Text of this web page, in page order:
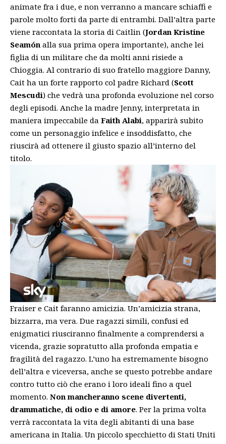
animate fra i due, e non verranno a mancare schiaffi e
parole molto forti da parte di entrambi. Dall’altra parte
viene raccontata la storia di Caitlin (Jordan Kristine
Seamón alla sua prima opera importante), anche lei
figlia di un militare che da molti anni risiede a
Chioggia. Al contrario di suo fratello maggiore Danny,
Cait ha un forte rapporto col padre Richard (Scott
Mescudi) che vedrà una profonda evoluzione nel corso
degli episodi. Anche la madre Jenny, interpretata in
maniera impeccabile da Faith Alabi, apparirà subito
come un personaggio infelice e insoddisfatto, che
riuscirà ad ottenere il giusto spazio all’interno del
titolo.
Fraiser e Cait faranno amicizia. Un’amicizia strana,
bizzarra, ma vera. Due ragazzi simili, confusi ed
enigmatici riusciranno finalmente a comprendersi a
vicenda, grazie sopratutto alla profonda empatia e
fragilità del ragazzo. L’uno ha estremamente bisogno
dell’altra e viceversa, anche se questo potrebbe andare
contro tutto ciò che erano i loro ideali fino a quel
momento. Non mancheranno scene divertenti,
drammatiche, di odio e di amore. Per la prima volta
verrà raccontata la vita degli abitanti di una base
americana in Italia. Un piccolo specchietto di Stati Uniti